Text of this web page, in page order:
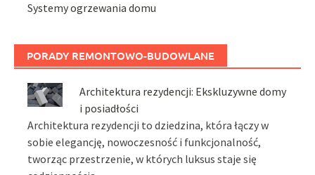
Systemy ogrzewania domu
PORADY REMONTOWO-BUDOWLANE
Architektura rezydencji: Ekskluzywne domy
i posiadłości
Architektura rezydencji to dziedzina, która łączy w
sobie elegancję, nowoczesność i funkcjonalność,
tworząc przestrzenie, w których luksus staje się